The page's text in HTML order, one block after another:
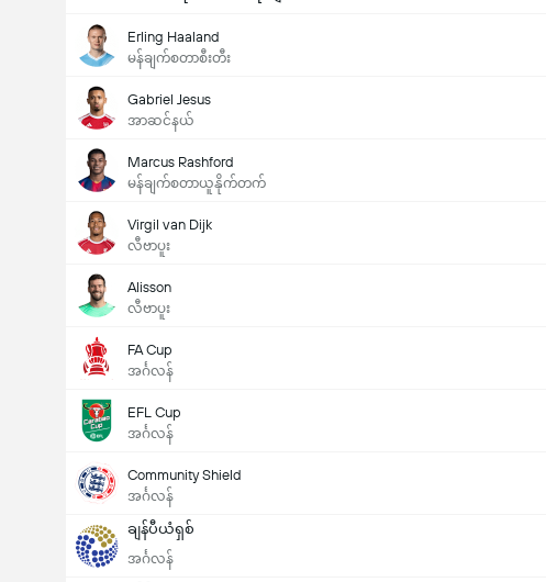
Erling Haaland
မန်ချက်စတာစီးတီး
Gabriel Jesus
အာဆင်နယ်
Marcus Rashford
မန်ချက်စတာယူနိုက်တက်
Virgil van Dijk
လီဗာပူး
Alisson
လီဗာပူး
FA Cup
အင်္ဂလန်
EFL Cup
အင်္ဂလန်
Community Shield
အင်္ဂလန်
ချန်ပီယံရှစ်
အင်္ဂလန်
စုစုပေါင်း မဲအရေအတွက်များ 962